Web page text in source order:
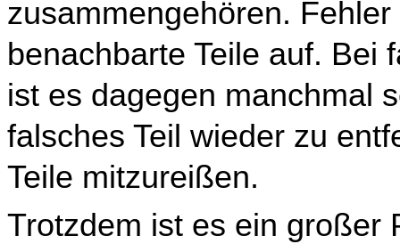
zusammengehören.
benachbarte Teile auf. Bei
ist es dagegen manchmal
falsches Teil wieder zu
Teile mitzureißen.
Trotzdem ist es ein großer